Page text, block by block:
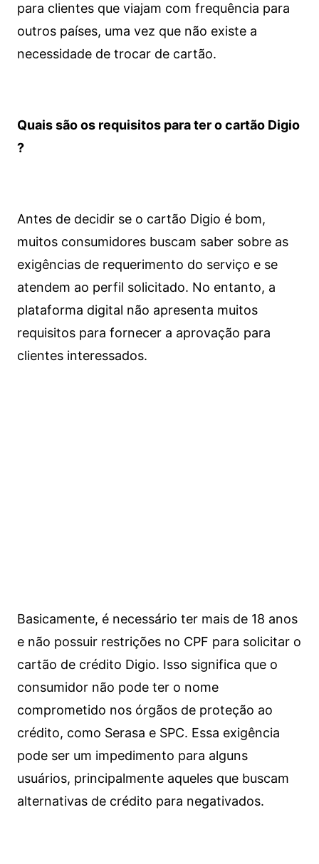
para clientes que viajam com frequência para
outros países, uma vez que não existe a
necessidade de trocar de cartão.
Quais são os requisitos para ter o cartão Digio
?
Antes de decidir se o cartão Digio é bom,
muitos consumidores buscam saber sobre as
exigências de requerimento do serviço e se
atendem ao perfil solicitado. No entanto, a
plataforma digital não apresenta muitos
requisitos para fornecer a aprovação para
clientes interessados.
Basicamente, é necessário ter mais de 18 anos
e não possuir restrições no CPF para solicitar o
cartão de crédito Digio. Isso significa que o
consumidor não pode ter o nome
comprometido nos órgãos de proteção ao
crédito, como Serasa e SPC. Essa exigência
pode ser um impedimento para alguns
usuários, principalmente aqueles que buscam
alternativas de crédito para negativados.